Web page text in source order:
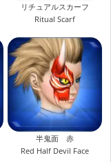
リチュアルスカーフ
Ritual Scarf
半鬼面 赤
Red Half Devil Face